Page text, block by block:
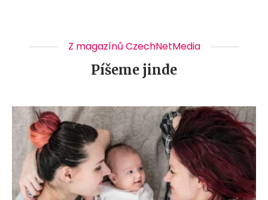
Z magazínů CzechNetMedia
Píšeme jinde